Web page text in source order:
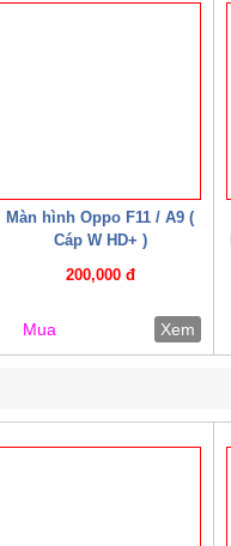
Màn hình Oppo F11 / A9 (
Cáp W HD+ )
200,000 đ
Mua Xem